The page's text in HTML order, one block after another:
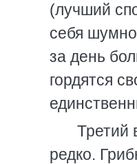
(лучший
себя
за день
гордятся
Третий
редко.